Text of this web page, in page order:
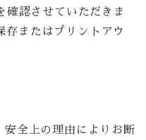
確認させていただきま
またはプリントアウ
全上の理由によりお断